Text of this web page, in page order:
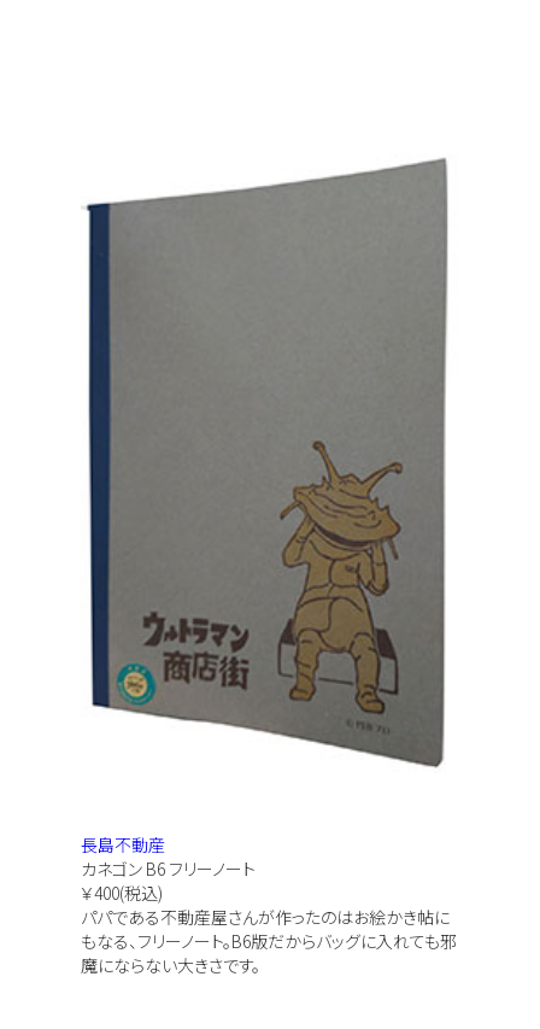
長島不動産
カネゴン B6 フリーノート
￥400(税込)
パパである不動産屋さんが作ったのはお絵かき帖に
もなる、フリーノート。B6版だからバッグに入れても邪
魔にならない大きさです。